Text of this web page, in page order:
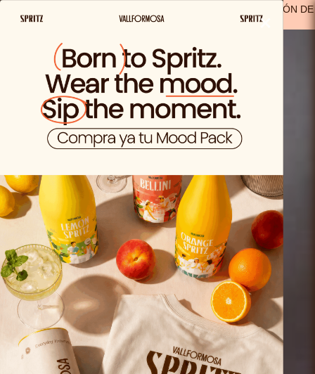
(A EXCEPCIÓN DE
LOS PRODUCTOS SOLO VIDA)
×